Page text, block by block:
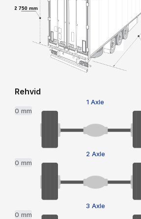
2 750 mm
Rehvid
1 Axle
0 mm
2 Axle
0 mm
3 Axle
0 mm